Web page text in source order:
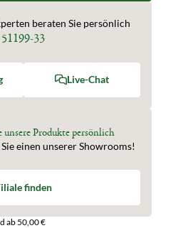
beraten Sie persönlich
33
Live-Chat
unsere Produkte persönlich
einen unserer Showrooms!
finden
ab 50,00 €